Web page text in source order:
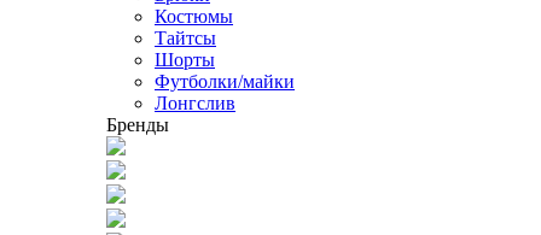
Костюмы
Тайтсы
Шорты
Футболки/майки
Лонгслив
Бренды